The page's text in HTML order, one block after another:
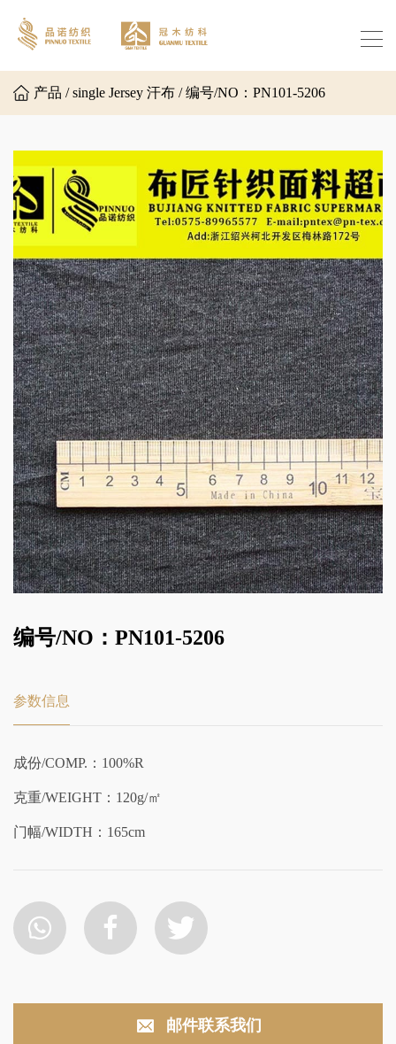
产品 / single Jersey 汗布 / 编号/NO：PN101-5206
编号/NO：PN101-5206
参数信息
成份/COMP.：100%R
克重/WEIGHT：120g/㎡
门幅/WIDTH：165cm
邮件联系我们